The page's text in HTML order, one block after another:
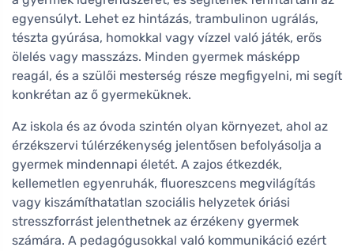
egyensúlyt. Lehet ez hintázás, trambulinon ugrálás,
tészta gyúrása, homokkal vagy vízzel való játék, erős
ölelés vagy masszázs. Minden gyermek másképp
reagál, és a szülői mesterség része megfigyelni, mi segít
konkrétan az ő gyermeküknek.
Az iskola és az óvoda szintén olyan környezet, ahol az
érzékszervi túlérzékenység jelentősen befolyásolja a
gyermek mindennapi életét. A zajos étkezdék,
kellemetlen egyenruhák, fluoreszcens megvilágítás
vagy kiszámíthatatlan szociális helyzetek óriási
stresszforrást jelenthetnek az érzékeny gyermek
számára. A pedagógusokkal való kommunikáció ezért